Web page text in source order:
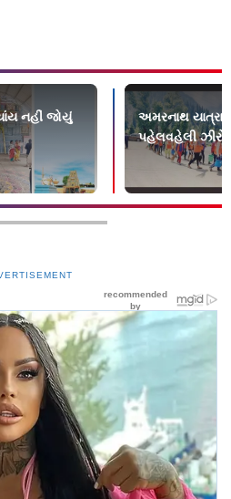
નહીં જોયું
અમરનાથ યાત્રા
પહેલવહેલી ઝીરો